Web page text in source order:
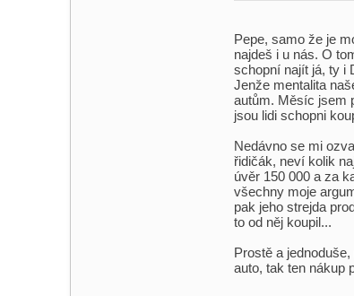
Pepe, samo že je
najdeš i u nás. O
schopní najít já, ty i
Jenže mentalita
autům. Měsíc jsem
jsou lidi schopni
Nedávno se mi
řidičák, neví kolik
úvěr 150 000 a za
všechny moje
pak jeho strejda
to od něj koupil...
Prostě a
auto, tak ten nákup